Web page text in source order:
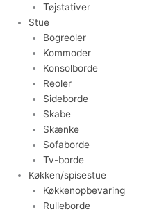
Tøjstativer
Stue
Bogreoler
Kommoder
Konsolborde
Reoler
Sideborde
Skabe
Skænke
Sofaborde
Tv-borde
Køkken/spisestue
Køkkenopbevaring
Rulleborde